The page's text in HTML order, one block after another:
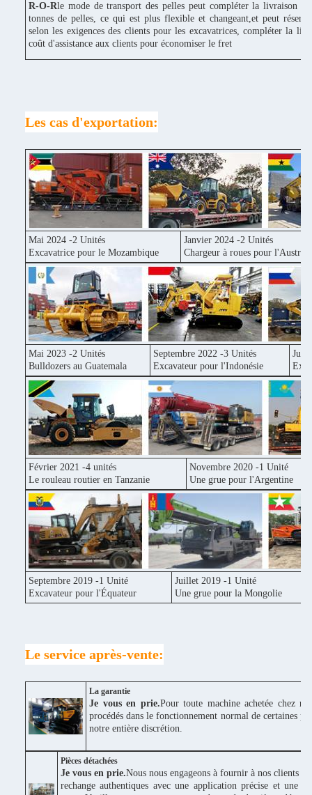
R-O-Rle mode de transport des pelles peut compléter la livraison
tonnes de pelles, ce qui est plus flexible et changeant,et peut
selon les exigences des clients pour les excavatrices, compléter la
coût d'assistance aux clients pour économiser le fret
Les cas d'exportation:
Mai 2024 -2 Unités
Excavatrice pour le Mozambique
Janvier 2024 -2 Unités
Chargeur à roues pour
Mai 2023 -2 Unités
Bulldozers au Guatemala
Septembre 2022 -3 Unités
Excavateur pour l'Indonésie
Juin
Février 2021 -4 unités
Le rouleau routier en Tanzanie
Novembre 2020 -1 Unité
Une grue pour l'Argentine
Septembre 2019 -1 Unité
Excavateur pour l'Équateur
Juillet 2019 -1 Unité
Une grue pour la Mongolie
Le service après-vente:
La garantie
Je vous en prie.Pour toute machine achetée chez
procédés dans le fonctionnement normal de certaines
notre entière discrétion.
Pièces détachées
Je vous en prie.Nous nous engageons à fournir à nos clients
rechange authentiques avec une application précise et